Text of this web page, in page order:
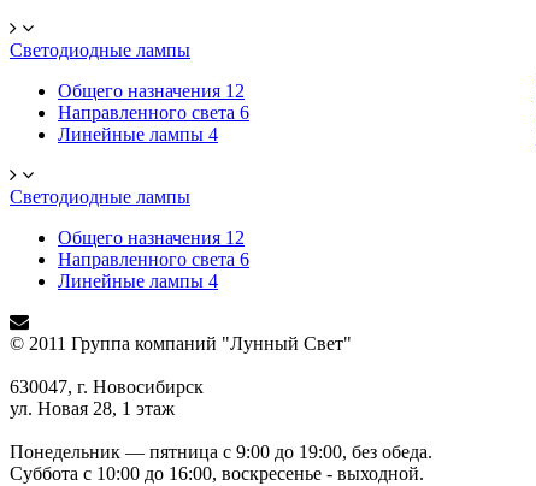
Светодиодные лампы
Общего назначения 12
Направленного света 6
Линейные лампы 4
Светодиодные лампы
Общего назначения 12
Направленного света 6
Линейные лампы 4
© 2011 Группа компаний "Лунный Свет"
630047, г. Новосибирск
ул. Новая 28, 1 этаж
Понедельник — пятница с 9:00 до 19:00, без обеда.
Суббота с 10:00 до 16:00, воскресенье - выходной.